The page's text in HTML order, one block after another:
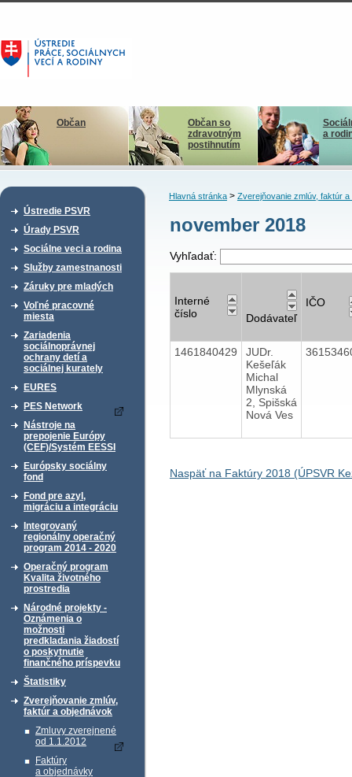
Občan
Občan so
zdravotným
postihnutím
a
Ústredie PSVR
Úrady PSVR
Sociálne veci a rodina
Služby zamestnanosti
Záruky pre mladých
Voľné pracovné
miesta
Zariadenia
sociálnoprávnej
ochrany detí a
sociálnej kurately
EURES
PES Network
Nástroje na
prepojenie Európy
(CEF)/Systém EESSI
Európsky sociálny
fond
Fond pre azyl,
migráciu a integráciu
Integrovaný
regionálny operačný
program 2014 - 2020
Operačný program
Kvalita životného
prostredia
Národné projekty -
Oznámenia o
možnosti
predkladania žiadostí
o poskytnutie
finančného príspevku
Štatistiky
Zverejňovanie zmlúv,
faktúr a objednávok
Zmluvy zverejnené
od 1.1.2012
Faktúry
a objednávky
Hlavná stránka> Zverejňovanie zmlúv, faktúr a
november 2018
Vyhľadať:
Interné
číslo
Dodávateľ
IČO
1461840429
JUDr.
Kešeľák
Michal
Mlynská
2, Spišská
Nová Ves
Naspäť na Faktúry 2018 (ÚPSVR